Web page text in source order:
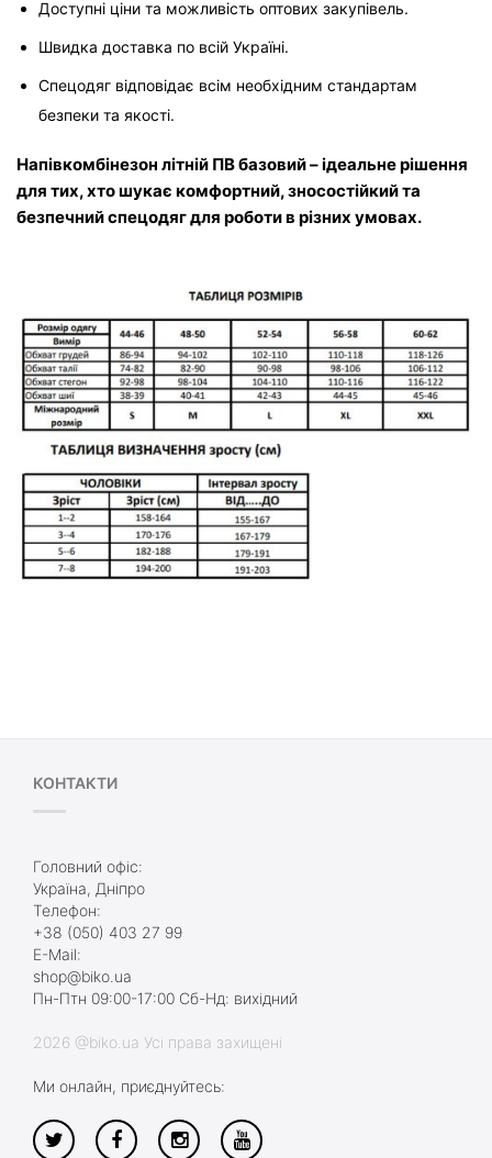
Доступні ціни та можливість оптових закупівель.
Швидка доставка по всій Україні.
Спецодяг відповідає всім необхідним стандартам
безпеки та якості.
Напівкомбінезон літній ПВ базовий – ідеальне рішення
для тих, хто шукає комфортний, зносостійкий та
безпечний спецодяг для роботи в різних умовах.
КОНТАКТИ
Головний офіс:
Україна, Дніпро
Телефон:
+38 (050) 403 27 99
E-Mail:
shop@biko.ua
Пн-Птн 09:00-17:00 Сб-Нд: вихідний
2026 @biko.ua Усі права захищені
Ми онлайн, приєднуйтесь: